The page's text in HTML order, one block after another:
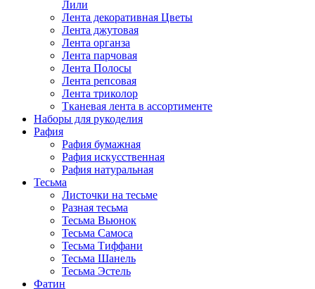
Лили
Лента декоративная Цветы
Лента джутовая
Лента органза
Лента парчовая
Лента Полосы
Лента репсовая
Лента триколор
Тканевая лента в ассортименте
Наборы для рукоделия
Рафия
Рафия бумажная
Рафия искусственная
Рафия натуральная
Тесьма
Листочки на тесьме
Разная тесьма
Тесьма Вьюнок
Тесьма Самоса
Тесьма Тиффани
Тесьма Шанель
Тесьма Эстель
Фатин